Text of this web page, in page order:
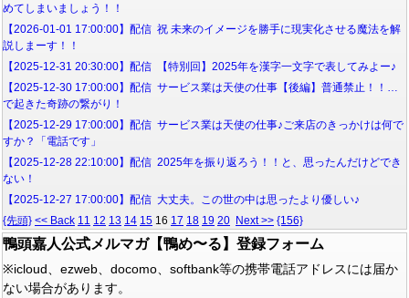
めてしまいましょう！！
【2026-01-01 17:00:00】配信 祝 未来のイメージを勝手に現実化させる魔法を解
説しまーす！！
【2025-12-31 20:30:00】配信 【特別回】2025年を漢字一文字で表してみよー♪
【2025-12-30 17:00:00】配信 サービス業は天使の仕事【後編】普通禁止！！…
で起きた奇跡の繋がり！
【2025-12-29 17:00:00】配信 サービス業は天使の仕事♪ご来店のきっかけは何で
すか？「電話です」
【2025-12-28 22:10:00】配信 2025年を振り返ろう！！と、思ったんだけどでき
ない！
【2025-12-27 17:00:00】配信 大丈夫。この世の中は思ったより優しい♪
{先頭} << Back 11 12 13 14 15 16 17 18 19 20 Next >> {156}
鴨頭嘉人公式メルマガ【鴨め〜る】登録フォーム
※icloud、ezweb、docomo、softbank等の携帯電話アドレスには届か
ない場合があります。